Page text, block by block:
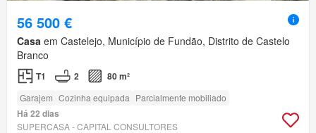
56 500 €
Casa em Castelejo, Município de Fundão, Distrito de Castelo
Branco
T1 2 80 m²
Garajem Cozinha equipada Parcialmente mobiliado
Há 22 dias
SUPERCASA - CAPITAL CONSULTORES